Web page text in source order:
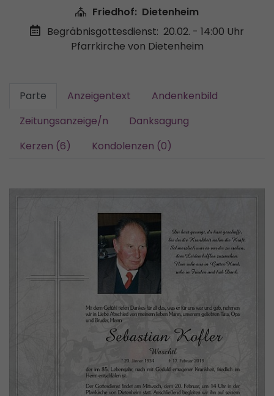
Friedhof: Dietenheim
Begräbnisgottesdienst: 20.02. - 14:00 Uhr
Pfarrkirche von Dietenheim
Parte Anzeigentext
Andenkenbild
Zeitungsanzeige/n
Danksagung
Kerzen (6)
Kondolenzen (0)